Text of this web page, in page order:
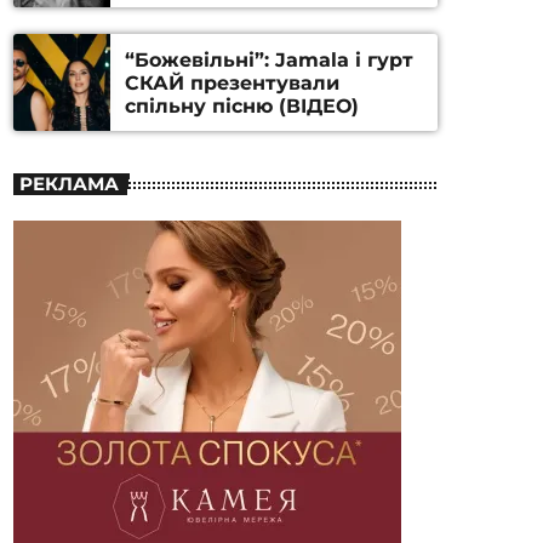
Станіслава Гуренка та
Андрія Алфьорова (ВІДЕО)
“Божевільні”: Jamala і гурт
СКАЙ презентували
спільну пісню (ВІДЕО)
РЕКЛАМА